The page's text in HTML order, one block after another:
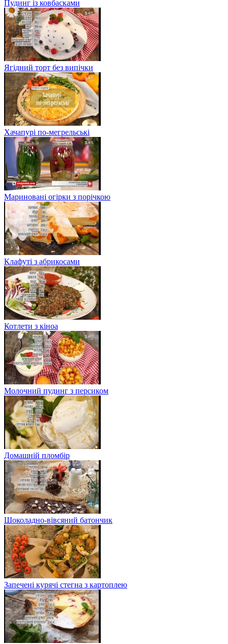
Пудинг із ковбасками
Ягідний торт без випічки
Хачапурі по-мегрельські
Мариновані огірки з порічкою
Клафуті з абрикосами
Котлети з кіноа
Молочний пудинг з персиком
Домашній пломбір
Шоколадно-вівсяний батончик
Запечені курячі стегна з картоплею